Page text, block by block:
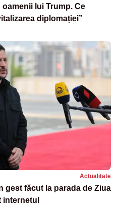
lui Trump. Ce
diplomației”
Actualitate
gest făcut la parada de Ziua
internetul